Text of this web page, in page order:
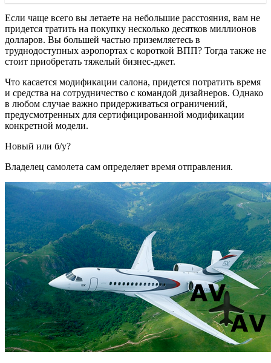
Если чаще всего вы летаете на небольшие расстояния, вам не
придется тратить на покупку несколько десятков миллионов
долларов. Вы большей частью приземляетесь в
труднодоступных аэропортах с короткой ВПП? Тогда также не
стоит приобретать тяжелый бизнес-джет.
Что касается модификации салона, придется потратить время
и средства на сотрудничество с командой дизайнеров. Однако
в любом случае важно придерживаться ограничений,
предусмотренных для сертифицированной модификации
конкретной модели.
Новый или б/у?
Владелец самолета сам определяет время отправления.